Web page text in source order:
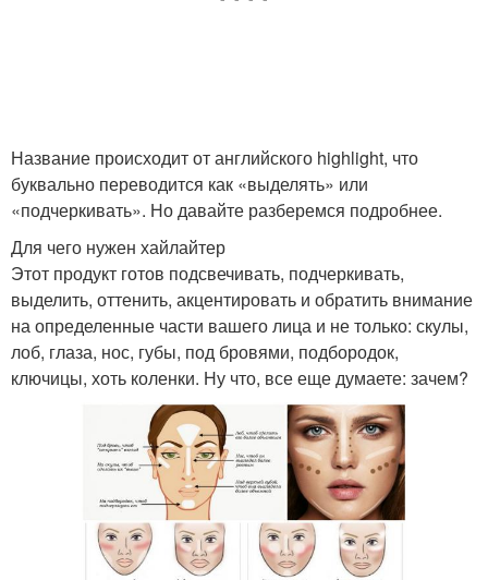
Название происходит от английского highlight, что
буквально переводится как «выделять» или
«подчеркивать». Но давайте разберемся подробнее.
Для чего нужен хайлайтер
Этот продукт готов подсвечивать, подчеркивать,
выделить, оттенить, акцентировать и обратить внимание
на определенные части вашего лица и не только: скулы,
лоб, глаза, нос, губы, под бровями, подбородок,
ключицы, хоть коленки. Ну что, все еще думаете: зачем?